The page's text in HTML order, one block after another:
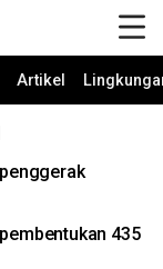
Artikel
435